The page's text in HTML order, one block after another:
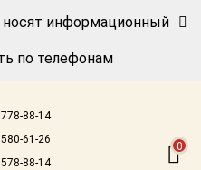
информационный
по телефонам
88-14
61-26
88-14
0